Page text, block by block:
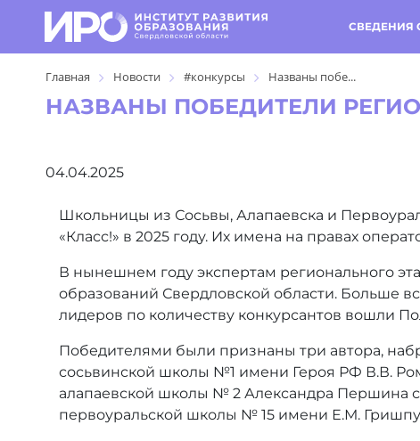
СВЕДЕНИЯ
Главная Новости #конкурсы Названы побе...
НАЗВАНЫ ПОБЕДИТЕЛИ
04.04.2025
Школьницы из Сосьвы, Алапаевска и
«Класс!» в 2025 году. Их имена на правах
В нынешнем году экспертам регионального
образований Свердловской области. Больше
лидеров по количеству конкурсантов вошли
Победителями были признаны три автора,
сосьвинской школы №1 имени Героя РФ В.В.
алапаевской школы № 2 Александра Першина с
первоуральской школы № 15 имени Е.М.